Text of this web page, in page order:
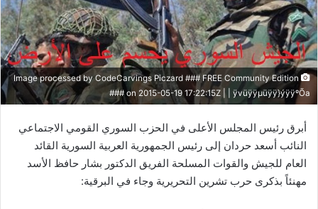
Image processed by CodeCarvings Piczard ### FREE Community Edition
### on 2015-05-19 17:22:15Z | | ÿvüÿÿµüÿÿ}ýÿÿºÕa
أبرق رئيس المجلس الأعلى في الحزب السوري القومي الاجتماعي
النائب أسعد حردان إلى رئيس الجمهورية العربية السورية القائد
العام للجيش والقوات المسلحة الفريق الدكتور بشار حافظ الأسد
مهنئاً بذكرى حرب تشرين التحريرية وجاء في البرقية: